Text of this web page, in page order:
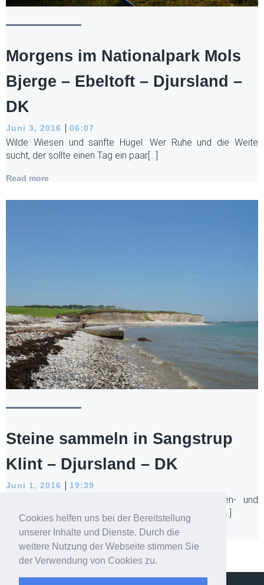
Cookies helfen uns bei der Bereitstellung
unserer Inhalte und Dienste. Durch die
weitere Nutzung der Webseite stimmen Sie
der Verwendung von Cookies zu.
Morgens im Nationalpark Mols
Bjerge – Ebeltoft – Djursland –
DK
Juni 3, 2016 | 06:07
Wilde Wiesen und sanfte Hügel. Wer Ruhe und die Weite
sucht, der sollte einen Tag ein paar[…]
Read more
Steine sammeln in Sangstrup
Klint – Djursland – DK
Juni 1, 2016 | 19:39
In Djursland gibt es einen tollen Ort für Fossilien- und
Steinesammler. Die Küste von Sangstrup bietet einen[…]
Read more